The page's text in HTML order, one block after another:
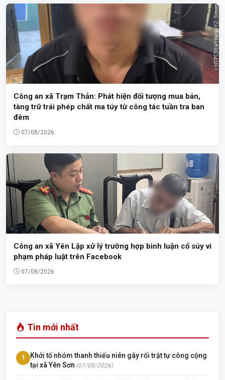
Công an xã Trạm Thản: Phát hiện đối tượng mua bán,
tàng trữ trái phép chất ma túy từ công tác tuần tra ban
đêm
07/08/2026
Công an xã Yên Lập xử lý trường hợp bình luận cổ súy vi
phạm pháp luật trên Facebook
07/08/2026
Tin mới nhất
1
Khởi tố nhóm thanh thiếu niên gây rối trật tự công cộng
tại xã Yên Sơn (07/08/2026)